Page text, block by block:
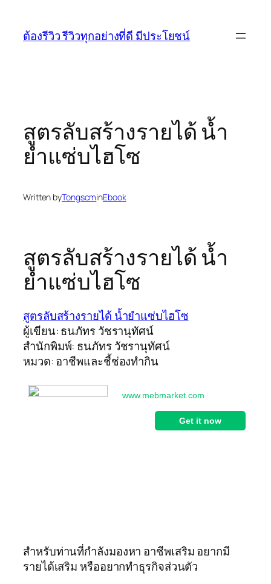
content
ต้องรีวิว รีวิวทุกอย่างที่ดี มีประโยชน์
สูตรลับสร้างรายได้ น้ำ
ยำแซ่บไฮโซ
Written byTongscminEbook
สูตรลับสร้างรายได้ น้ำ
ยำแซ่บไฮโซ
สูตรลับสร้างรายได้ น้ำยำแซ่บไฮโซ
ผู้เขียน: ธนภัทร วัชรานุทัศน์
สำนักพิมพ์: ธนภัทร วัชรานุทัศน์
หมวด: อาชีพและชี้ช่องทำกิน
สำหรับท่านที่กำลังมองหา อาชีพเสริม อยากมี
รายได้เสริม หรืออยากทำธุรกิจส่วนตัว